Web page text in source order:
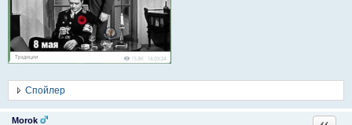
Спойлер
Morok